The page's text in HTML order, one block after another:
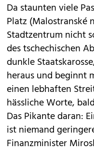
Da staunten viele
Platz (Malostranské
Stadtzentrum nicht
des tschechischen
dunkle
heraus und beginnt
einen lebhaften
hässliche Worte,
Das Pikante daran:
ist niemand
Finanzminister